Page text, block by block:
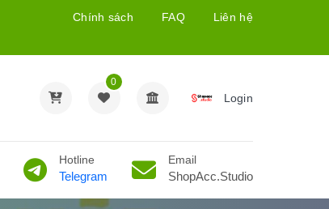
Chính sách FAQ Liên hệ
0
Login
Hotline
Telegram
Email
ShopAcc.Studio